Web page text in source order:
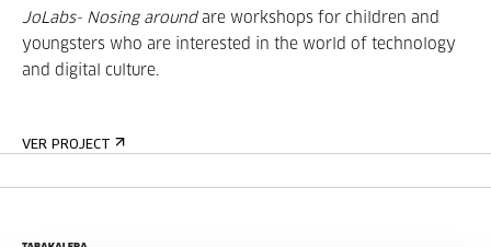
JoLabs- Nosing aroundare workshops for children and
youngsters who are interested in the world of technology
and digital culture.
VER PROJECT